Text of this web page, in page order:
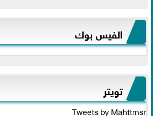
الفيس بوك
تويتر
Tweets by Mahttmsr